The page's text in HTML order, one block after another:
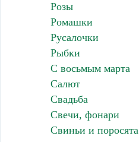
Розы
Ромашки
Русалочки
Рыбки
С восьмым марта
Салют
Свадьба
Свечи, фонари
Свиньи и поросята